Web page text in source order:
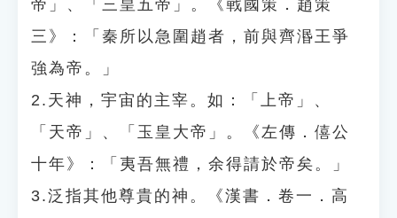
帝」、「三皇五帝」。《戰國策．趙策
三》：「秦所以急圍趙者，前與齊湣王爭
強為帝。」
2.天神，宇宙的主宰。如：「上帝」、
「天帝」、「玉皇大帝」。《左傳．僖公
十年》：「夷吾無禮，余得請於帝矣。」
3.泛指其他尊貴的神。《漢書．卷一．高